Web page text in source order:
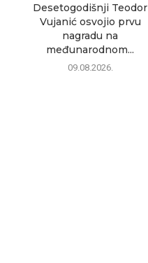
Desetogodišnji Teodor
Vujanić osvojio prvu
nagradu na
međunarodnom...
09.08.2026.